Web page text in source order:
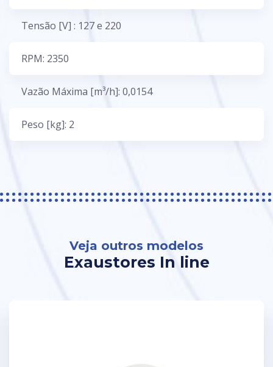
Tensão [V] : 127 e 220
RPM: 2350
Vazão Máxima [m³/h]: 0,0154
Peso [kg]: 2
Veja outros modelos
Exaustores In line